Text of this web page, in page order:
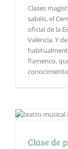
Clases
sabéis, el
oficial de la
Valencia. Y
flamenco,
Clase de